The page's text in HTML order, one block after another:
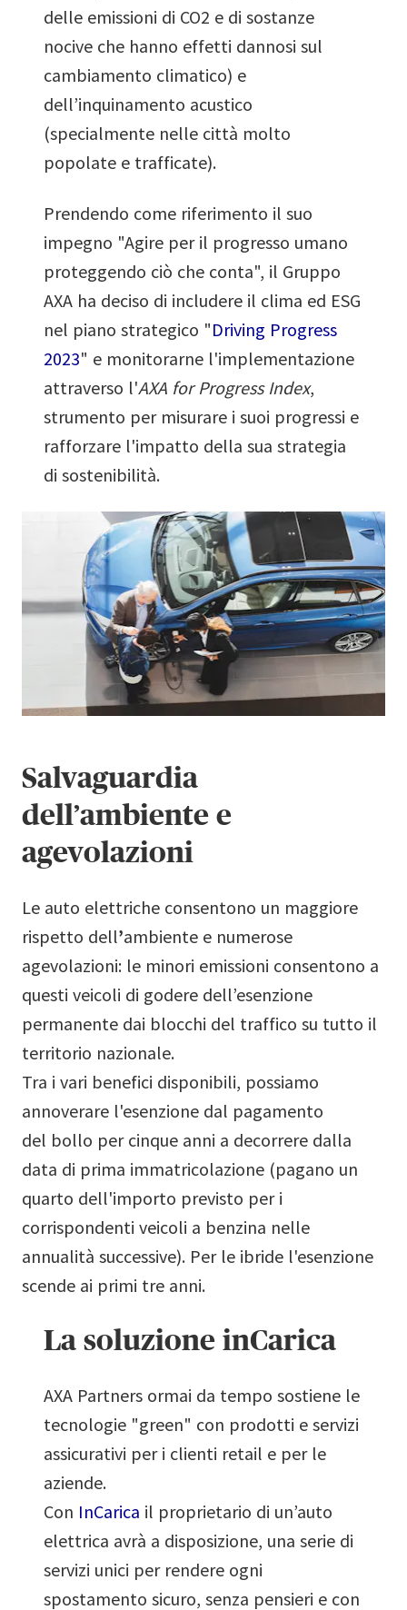
delle emissioni di CO2 e di sostanze
nocive che hanno effetti dannosi sul
cambiamento climatico) e
dell’inquinamento acustico
(specialmente nelle città molto
popolate e trafficate).
Prendendo come riferimento il suo
impegno "Agire per il progresso umano
proteggendo ciò che conta", il Gruppo
AXA ha deciso di includere il clima ed ESG
nel piano strategico "Driving Progress
2023" e monitorarne l'implementazione
attraverso l'AXA for Progress Index,
strumento per misurare i suoi progressi e
rafforzare l'impatto della sua strategia
di sostenibilità.
Salvaguardia
dell’ambiente e
agevolazioni
Le auto elettriche consentono un maggiore
rispetto dell’ambiente e numerose
agevolazioni: le minori emissioni consentono a
questi veicoli di godere dell’esenzione
permanente dai blocchi del traffico su tutto il
territorio nazionale.
Tra i vari benefici disponibili, possiamo
annoverare l'esenzione dal pagamento
del bollo per cinque anni a decorrere dalla
data di prima immatricolazione (pagano un
quarto dell'importo previsto per i
corrispondenti veicoli a benzina nelle
annualità successive). Per le ibride l'esenzione
scende ai primi tre anni.
La soluzione inCarica
AXA Partners ormai da tempo sostiene le
tecnologie "green" con prodotti e servizi
assicurativi per i clienti retail e per le
aziende.
Con InCarica il proprietario di un’auto
elettrica avrà a disposizione, una serie di
servizi unici per rendere ogni
spostamento sicuro, senza pensieri e con